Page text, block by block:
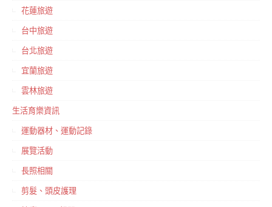
花蓮旅遊
台中旅遊
台北旅遊
宜蘭旅遊
雲林旅遊
生活育樂資訊
運動器材、運動記錄
展覽活動
長照相關
剪髮、頭皮護理